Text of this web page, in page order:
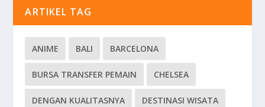
ARTIKEL TAG
ANIME BALI BARCELONA
BURSA TRANSFER PEMAIN CHELSEA
DENGAN KUALITASNYA DESTINASI WISATA